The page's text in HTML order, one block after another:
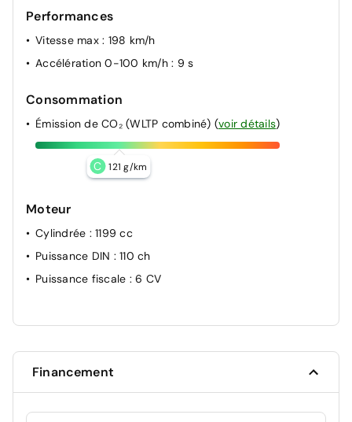
Performances
Vitesse max : 198 km/h
Accélération 0-100 km/h : 9 s
Consommation
Émission de CO₂ (WLTP combiné) (voir détails)
C 121 g/km
Moteur
Cylindrée : 1199 cc
Puissance DIN : 110 ch
Puissance fiscale : 6 CV
Financement